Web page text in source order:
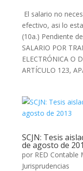
El salario no
efectivo, asi lo
(10a.) Pendiente
SALARIO POR
ELECTRÓNICA O
ARTÍCULO 123,
SCJN: Tesis
de agosto de
por RED Contable
Jurisprudencias